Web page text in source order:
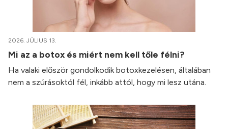
2026. JÚLIUS 13.
Mi az a botox és miért nem kell tőle félni?
Ha valaki először gondolkodik botoxkezelésen, általában
nem a szúrásoktól fél, inkább attól, hogy mi lesz utána.